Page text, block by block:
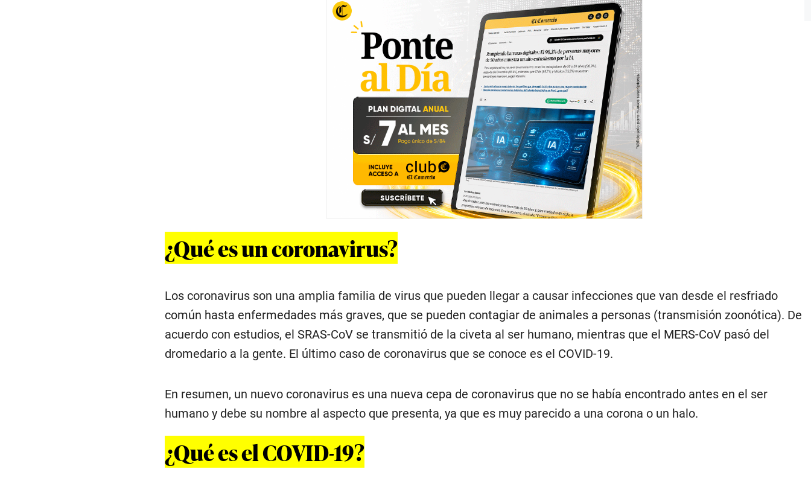
¿Qué es un coronavirus?
Los coronavirus son una amplia familia de virus que pueden llegar a causar infecciones que van desde el resfriado
común hasta enfermedades más graves, que se pueden contagiar de animales a personas (transmisión zoonótica). De
acuerdo con estudios, el SRAS-CoV se transmitió de la civeta al ser humano, mientras que el MERS-CoV pasó del
dromedario a la gente. El último caso de coronavirus que se conoce es el COVID-19.
En resumen, un nuevo coronavirus es una nueva cepa de coronavirus que no se había encontrado antes en el ser
humano y debe su nombre al aspecto que presenta, ya que es muy parecido a una corona o un halo.
¿Qué es el COVID-19?